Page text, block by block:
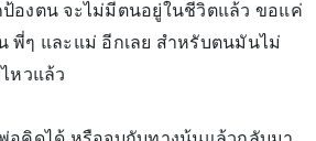
องตน จะไม่มีตนอยู่ในชีวิตแล้ว ขอแค่
พี่ๆ และแม่ อีกเลย สำหรับตนมันไม่
หวแล้ว